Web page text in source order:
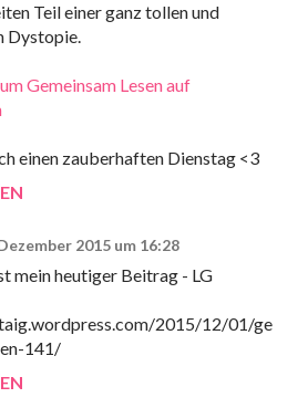
Teil einer ganz tollen und
Dystopie.
Gemeinsam Lesen auf
einen zauberhaften Dienstag <3
2015 um 16:28
mein heutiger Beitrag - LG
2015/12/01/ge
141/